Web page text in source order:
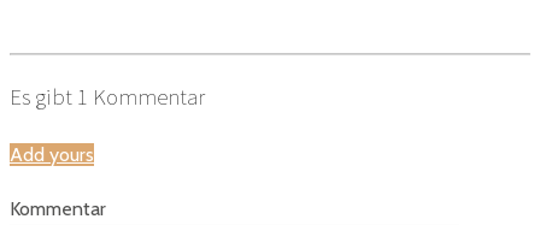
Es gibt 1 Kommentar
Add yours
Kommentar